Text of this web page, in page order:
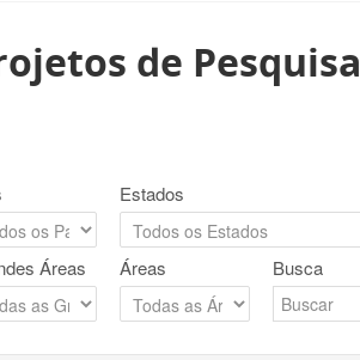
de Pesquisa
Estados
Áreas Áreas Busca